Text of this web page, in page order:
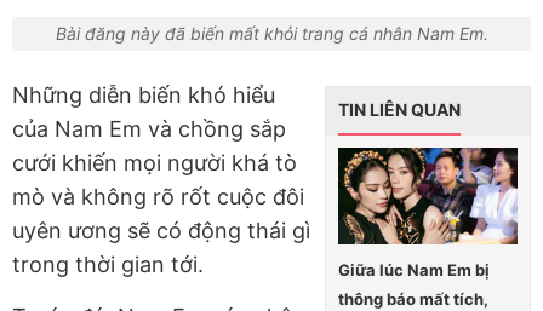
Bài đăng này đã biến mất khỏi trang cá nhân Nam Em.
TIN LIÊN QUAN
Giữa lúc Nam Em bị
thông báo mất tích,
Những diễn biến khó hiểu
của Nam Em và chồng sắp
cưới khiến mọi người khá tò
mò và không rõ rốt cuộc đôi
uyên ương sẽ có động thái gì
trong thời gian tới.